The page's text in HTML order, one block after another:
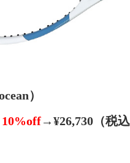
）
10%off→¥26,730（税